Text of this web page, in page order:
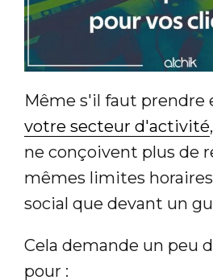
Même s'il faut prendre
votre secteur d'activité
ne conçoivent plus de
mêmes limites
social que devant un
Cela demande un peu
pour :